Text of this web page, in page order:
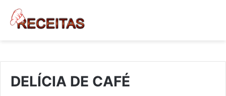
DELÍCIA DE CAFÉ